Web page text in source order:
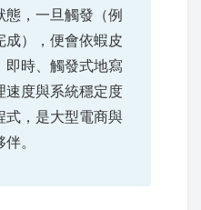
態，一旦觸發（例
成），便會依蝦皮
即時、觸發式地寫
速度與系統穩定度
式，是大型電商與
。